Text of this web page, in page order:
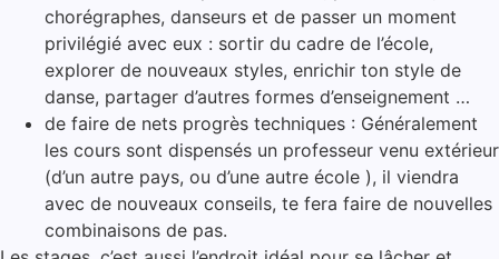
chorégraphes, danseurs et de passer un moment
privilégié avec eux : sortir du cadre de l’école,
explorer de nouveaux styles, enrichir ton style de
danse, partager d’autres formes d’enseignement …
de faire de nets progrès techniques : Généralement
les cours sont dispensés un professeur venu extérieur
(d’un autre pays, ou d’une autre école ), il viendra
avec de nouveaux conseils, te fera faire de nouvelles
combinaisons de pas.